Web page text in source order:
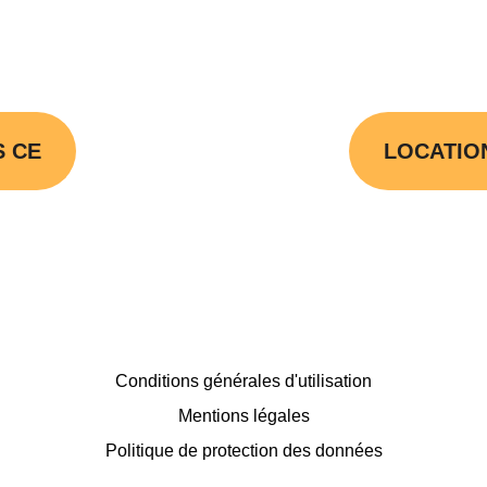
CE
Conditions générales d'utilisation
Mentions légales
Politique de protection des données